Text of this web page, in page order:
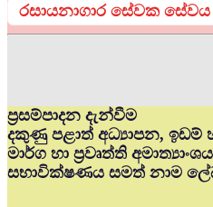
රසායනාගාර සේවක සේවය
ප්‍රසම්පාදන දැන්වීම
දකුණු පළාත් අධ්‍යාපන, ඉඩම්
මාර්ග හා ප්‍රවෘත්ති
සභාවික්ෂණය සමත් නාම